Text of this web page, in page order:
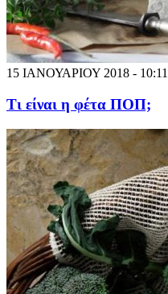
15 ΙΑΝΟΥΑΡΙΟΥ 2018 - 10:11
Τι είναι η φέτα ΠΟΠ;